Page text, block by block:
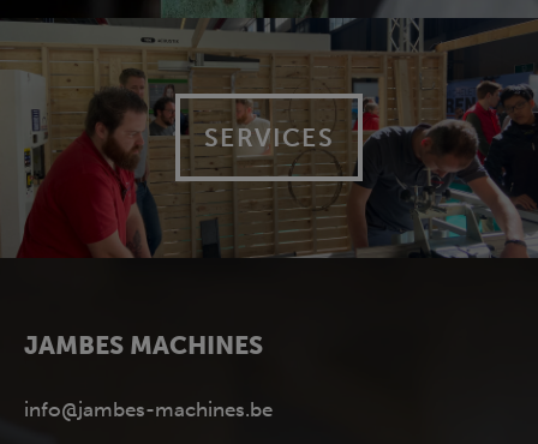
SERVICES
JAMBES MACHINES
info@jambes-machines.be